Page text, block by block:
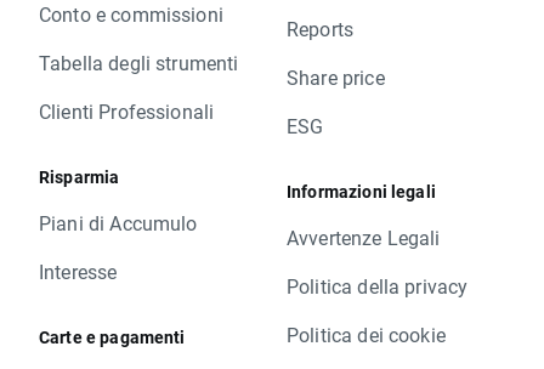
Conto e commissioni
Tabella degli strumenti
Clienti Professionali
Risparmia
Piani di Accumulo
Interesse
Carte e pagamenti
Reports
Share price
ESG
Informazioni legali
Avvertenze Legali
Politica della privacy
Politica dei cookie